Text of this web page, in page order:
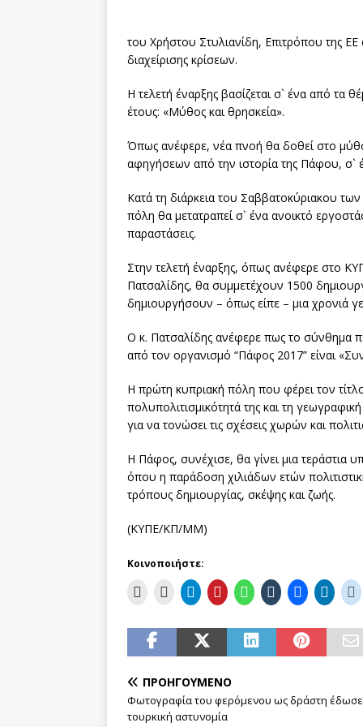
του Χρήστου Στυλιανίδη, Επιτρόπου της ΕΕ
διαχείρισης κρίσεων.
Η τελετή έναρξης βασίζεται σ` ένα από τα
έτους: «Μύθος και θρησκεία».
Όπως ανέφερε, νέα πνοή θα δοθεί στο
αφηγήσεων από την ιστορία της Πάφου, σ`
Κατά τη διάρκεια του Σαββατοκύριακου
πόλη θα μετατραπεί σ` ένα ανοικτό
παραστάσεις.
Στην τελετή έναρξης, όπως ανέφερε στο
Πατσαλίδης, θα συμμετέχουν 1500
δημιουργήσουν – όπως είπε – μια χρονιά
Ο κ. Πατσαλίδης ανέφερε πως το σύνθημα
από τον οργανισμό “Πάφος 2017” είναι
Η πρώτη κυπριακή πόλη που φέρει τον
πολυπολιτισμικότητά της και τη
για να τονώσει τις σχέσεις χωρών και
Η Πάφος, συνέχισε, θα γίνει μια τεράστια
όπου η παράδοση χιλιάδων ετών
τρόπους δημιουργίας, σκέψης και ζωής.
(ΚΥΠΕ/ΚΠ/ΜΜ)
Κοινοποιήστε:
ΠΡΟΗΓΟΎΜΕΝΟ
Φωτογραφία του φερόμενου ως δράστη
τουρκική αστυνομία